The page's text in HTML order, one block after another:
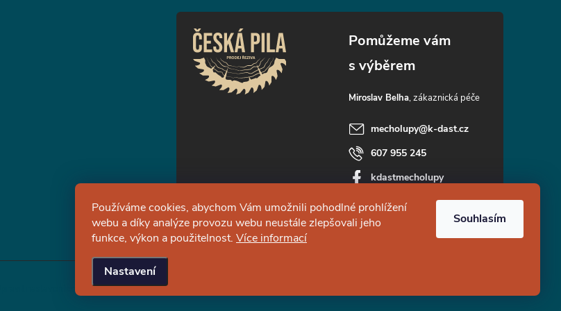
Používáme cookies, abychom Vám umožnili pohodlné prohlížení
webu a díky analýze provozu webu neustále zlepšovali jeho
funkce, výkon a použitelnost. Více informací
Nastavení
Souhlasím
Miroslav Belha
mecholupy@k-dast.cz
607 955 245
kdastmecholupy
kdast_prodejreziva
Upravit nastavení cookies